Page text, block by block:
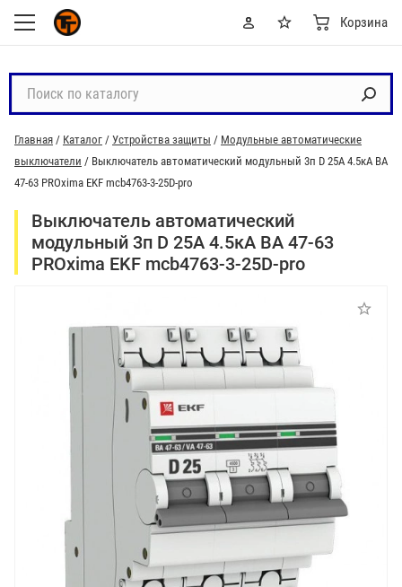
Корзина
с
к
п
о
т
Главная / Каталог / Устройства защиты / Модульные автоматические
выключатели / Выключатель автоматический модульный 3п D 25А 4.5кА ВА
47-63 PROxima EKF mcb4763-3-25D-pro
Выключатель автоматический
модульный 3п D 25А 4.5кА ВА 47-63
PROxima EKF mcb4763-3-25D-pro